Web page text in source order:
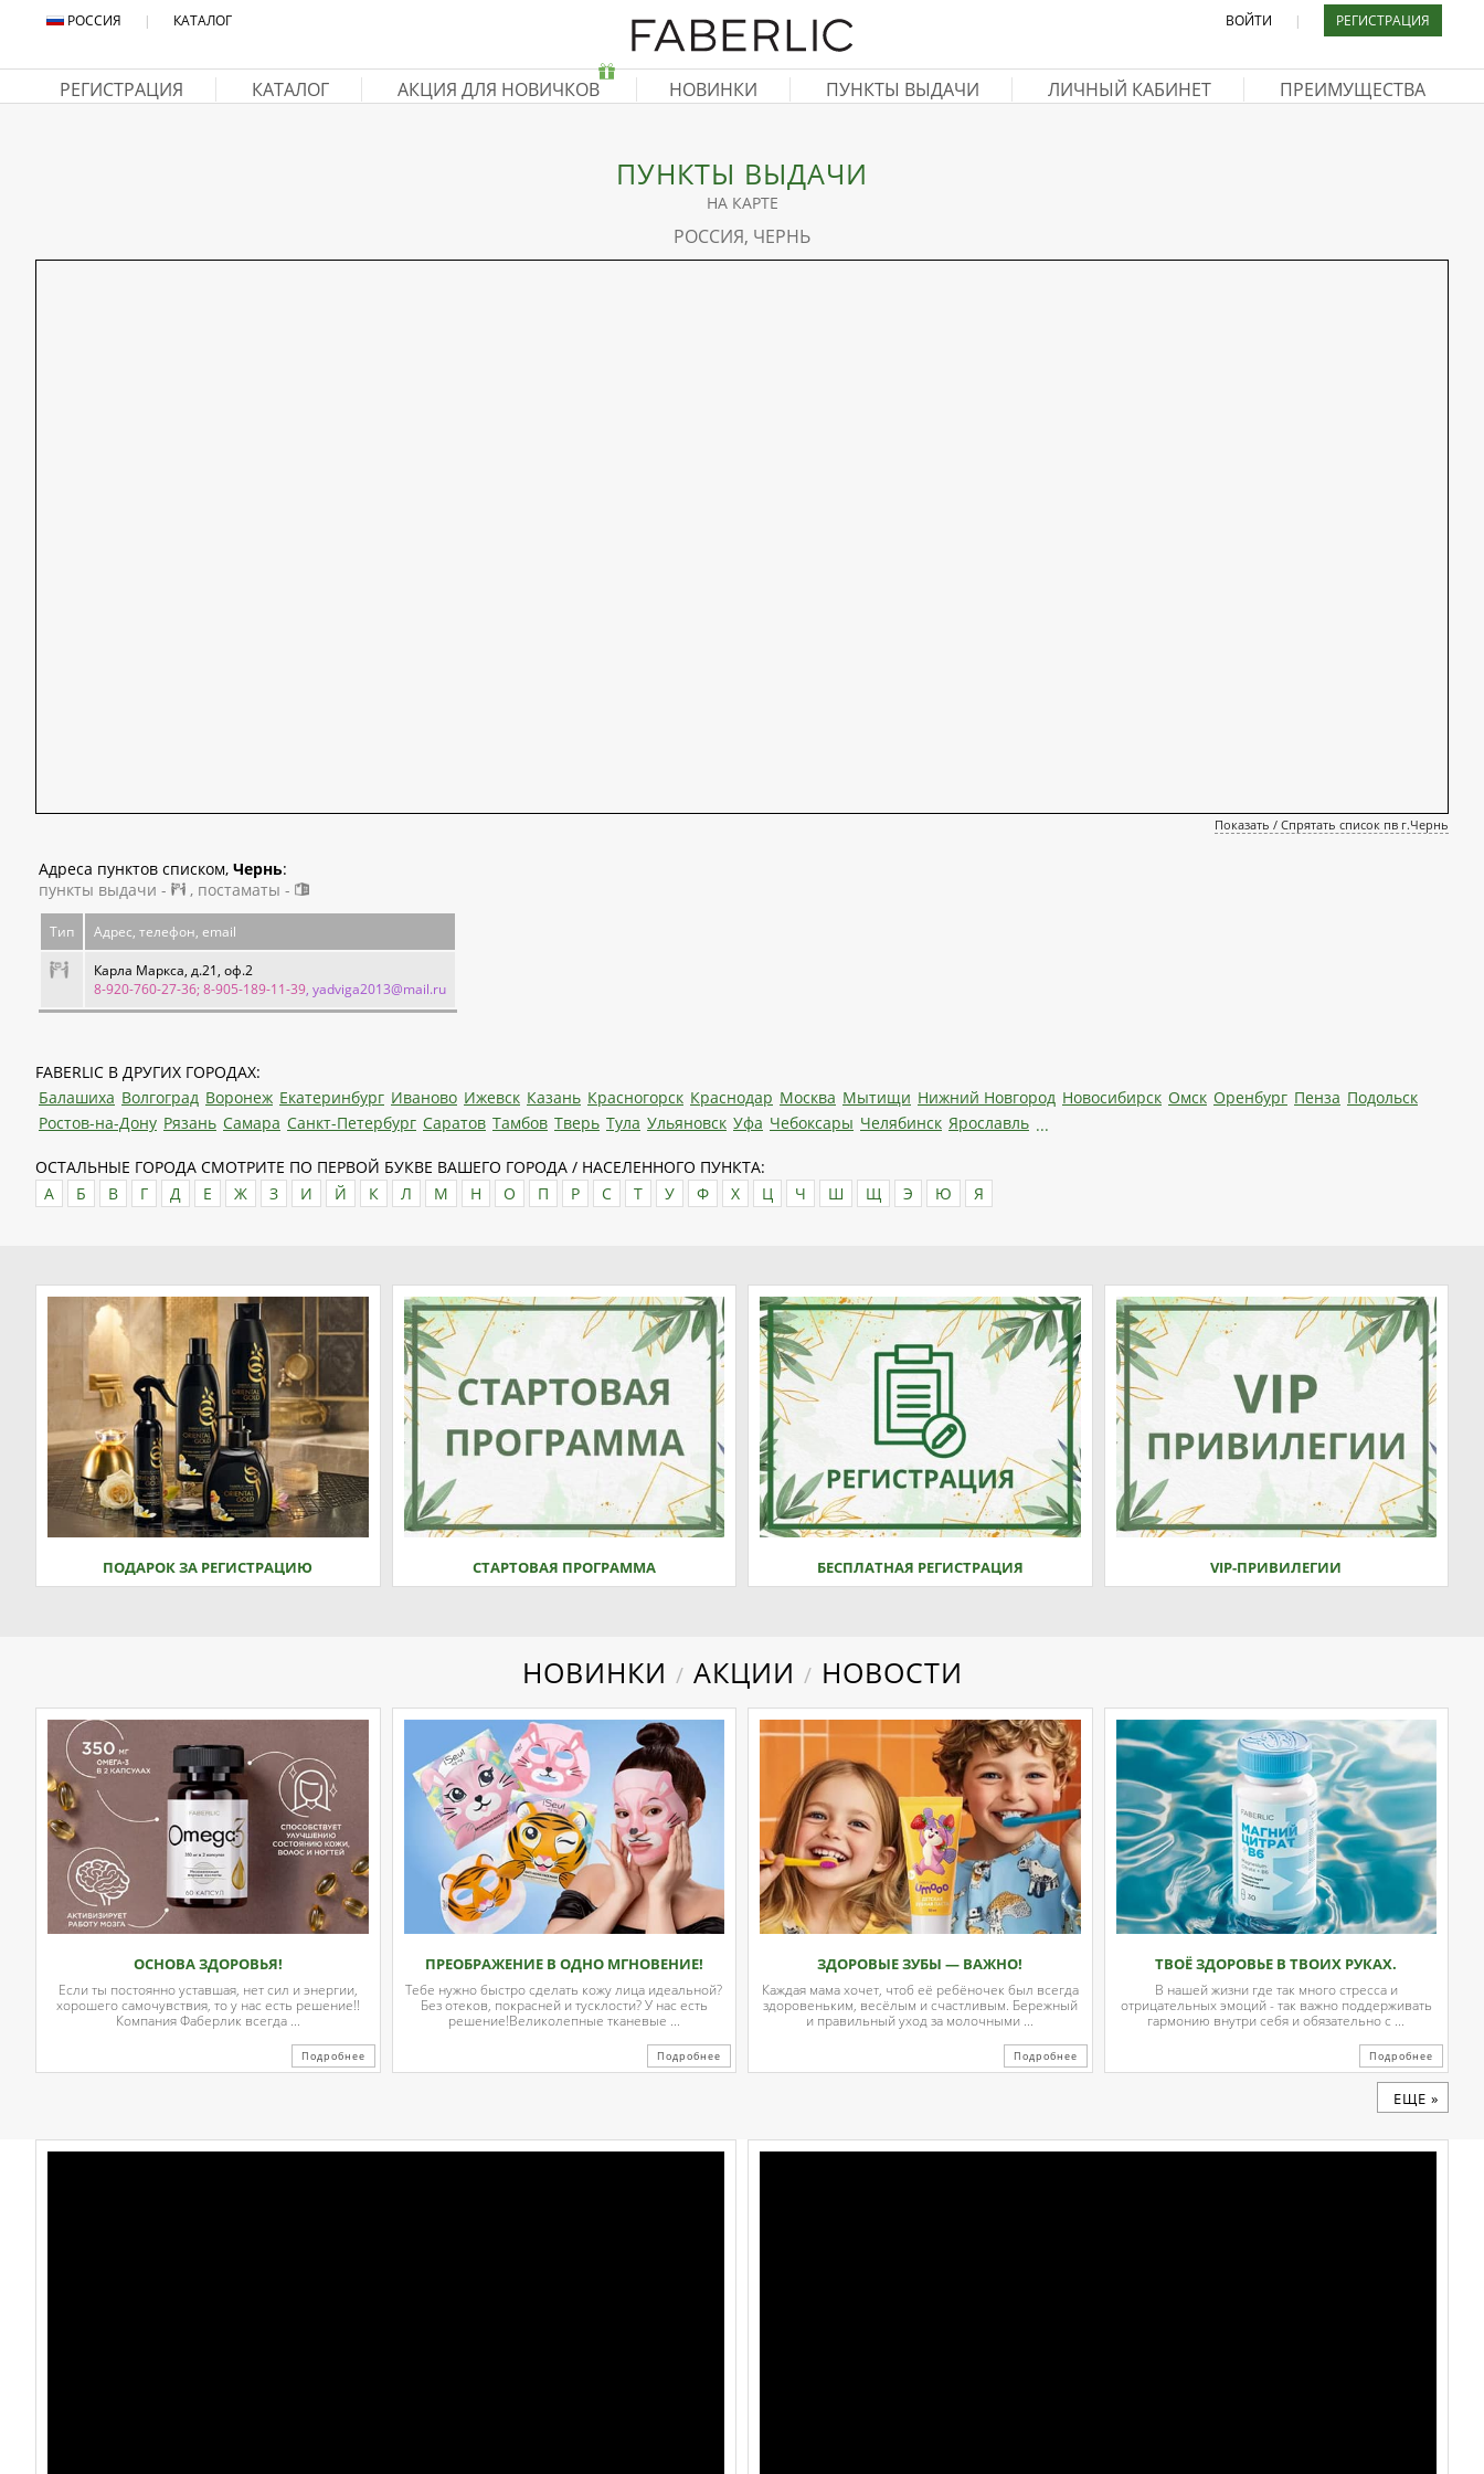
РОССИЯ | КАТАЛОГ ВОЙТИ | РЕГИСТРАЦИЯ
РЕГИСТРАЦИЯ КАТАЛОГ АКЦИЯ ДЛЯ НОВИЧКОВ НОВИНКИ ПУНКТЫ ВЫДАЧИ ЛИЧНЫЙ КАБИНЕТ ПРЕИМУЩЕСТВА
ПУНКТЫ ВЫДАЧИ
НА КАРТЕ
РОССИЯ, ЧЕРНЬ
Показать / Спрятать список пв г.Чернь
Адреса пунктов списком, Чернь:
пункты выдачи -
, постаматы -
Тип Адрес, телефон, email
Карла Маркса, д.21, оф.2
8-920-760-27-36; 8-905-189-11-39, yadviga2013@mail.ru
FABERLIC В ДРУГИХ ГОРОДАХ:
Балашиха Волгоград Воронеж Екатеринбург Иваново Ижевск Казань Красногорск Краснодар Москва Мытищи Нижний Новгород Новосибирск Омск Оренбург Пенза Подольск
Ростов-на-Дону Рязань Самара Санкт-Петербург Саратов Тамбов Тверь Тула Ульяновск Уфа Чебоксары Челябинск Ярославль ...
ОСТАЛЬНЫЕ ГОРОДА СМОТРИТЕ ПО ПЕРВОЙ БУКВЕ ВАШЕГО ГОРОДА / НАСЕЛЕННОГО ПУНКТА:
А
Б В Г Д Е Ж З И Й К Л М Н О П Р С Т У Ф Х Ц Ч Ш Щ Э Ю Я
ПОДАРОК ЗА РЕГИСТРАЦИЮ СТАРТОВАЯ ПРОГРАММА БЕСПЛАТНАЯ РЕГИСТРАЦИЯ VIP-ПРИВИЛЕГИИ
НОВИНКИ / АКЦИИ / НОВОСТИ
ОСНОВА ЗДОРОВЬЯ!
Если ты постоянно уставшая, нет сил и энергии,
хорошего самочувствия, то у нас есть решение!!
Компания Фаберлик всегда ...
Подробнее
ПРЕОБРАЖЕНИЕ В ОДНО МГНОВЕНИЕ!
Тебе нужно быстро сделать кожу лица идеальной?
Без отеков, покрасней и тусклости? У нас есть
решение!Великолепные тканевые ...
Подробнее
ЗДОРОВЫЕ ЗУБЫ — ВАЖНО!
Каждая мама хочет, чтоб её ребёночек был всегда
здоровеньким, весёлым и счастливым. Бережный
и правильный уход за молочными ...
Подробнее
ТВОЁ ЗДОРОВЬЕ В ТВОИХ РУКАХ.
В нашей жизни где так много стресса и
отрицательных эмоций - так важно поддерживать
гармонию внутри себя и обязательно с ...
Подробнее
ЕЩЕ »